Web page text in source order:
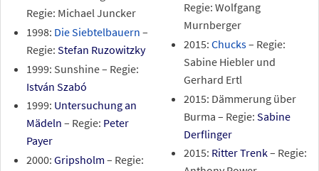
Regie: Michael Juncker
1998: Die Siebtelbauern –
Regie: Stefan Ruzowitzky
1999: Sunshine – Regie:
István Szabó
1999: Untersuchung an
Mädeln – Regie: Peter
Payer
2000: Gripsholm – Regie:
Regie: Wolfgang
Murnberger
2015: Chucks– Regie:
Sabine Hiebler und
Gerhard Ertl
2015: Dämmerung über
Burma – Regie: Sabine
Derflinger
2015: Ritter Trenk– Regie: